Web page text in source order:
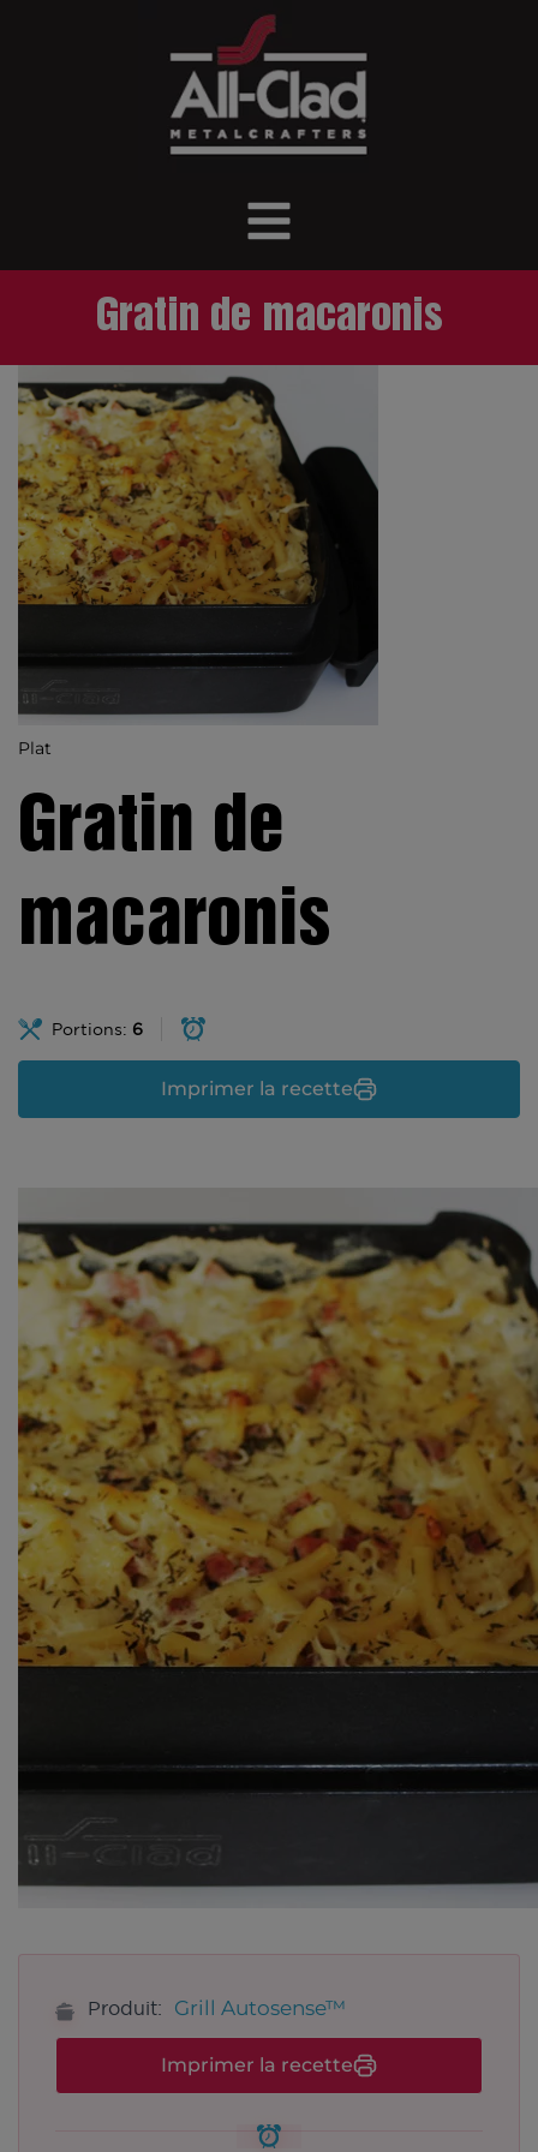
Gratin de macaronis
Plat
Gratin de
macaronis
Portions: 6
Imprimer la recette
Produit: Grill Autosense™
Imprimer la recette